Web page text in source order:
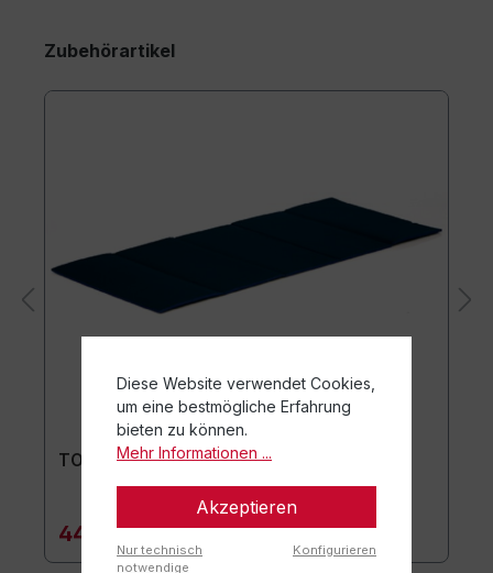
Zubehörartikel
TOGU Premium Easy Matte
44,90 €*
Diese Website verwendet Cookies,
um eine bestmögliche Erfahrung
bieten zu können.
Mehr Informationen ...
Akzeptieren
Nur technisch
notwendige
Konfigurieren